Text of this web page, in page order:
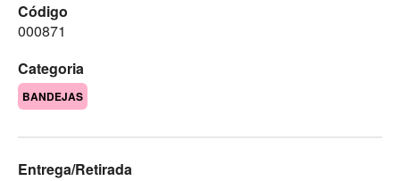
Código
000871
Categoria
BANDEJAS
Entrega/Retirada